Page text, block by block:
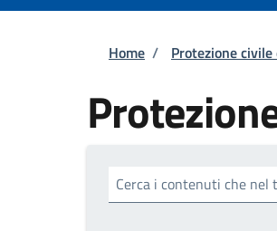
Briciole di
Home / Protezione
Cerca i contenuti che nel